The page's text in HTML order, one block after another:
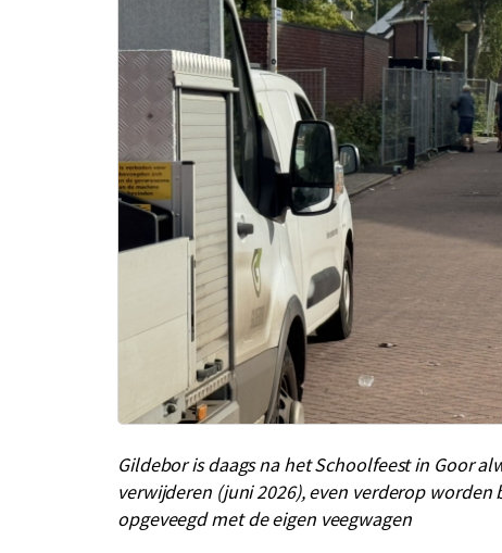
Gildebor is daags na het Schoolfeest in Goor
verwijderen (juni 2026), even verderop worden
opgeveegd met de eigen veegwagen